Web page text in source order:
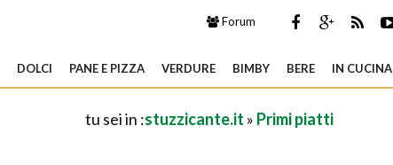
Forum
DOLCI PANE E PIZZA VERDURE BIMBY BERE IN CUCINA
tu sei in :stuzzicante.it » Primi piatti